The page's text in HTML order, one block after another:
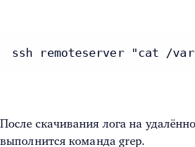
ssh remoteserver "cat /
После скачивания лога на
выполнится команда grep.